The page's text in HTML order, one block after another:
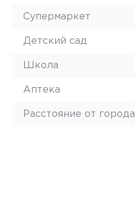
Супермаркет
Детский сад
Школа
Аптека
Расстояние от города